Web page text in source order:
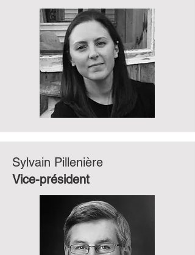
Sylvain Pillenière
Vice-président